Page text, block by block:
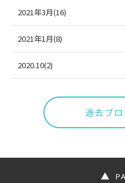
2021年3月(16)
2021年1月(8)
2020.10(2)
過去ブ